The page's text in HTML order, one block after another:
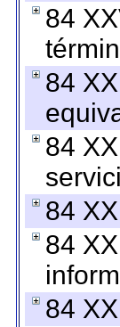
84
84
84
84
84
84